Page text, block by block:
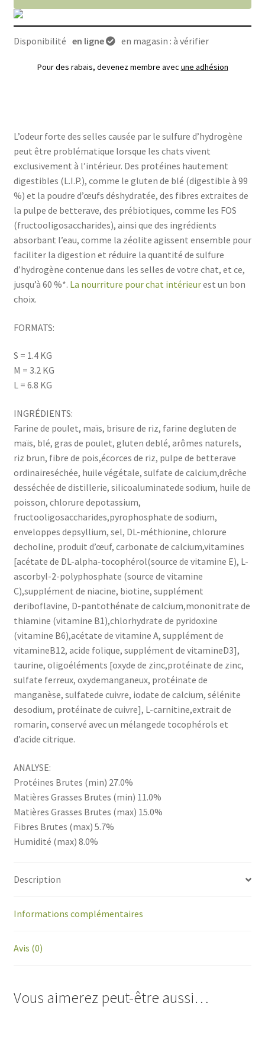
Disponibilité en ligne en magasin : à vérifier
Pour des rabais, devenez membre avec une adhésion
L’odeur forte des selles causée par le sulfure d’hydrogène
peut être problématique lorsque les chats vivent
exclusivement à l’intérieur. Des protéines hautement
digestibles (L.I.P.), comme le gluten de blé (digestible à 99
%) et la poudre d’œufs déshydratée, des fibres extraites de
la pulpe de betterave, des prébiotiques, comme les FOS
(fructooligosaccharides), ainsi que des ingrédients
absorbant l’eau, comme la zéolite agissent ensemble pour
faciliter la digestion et réduire la quantité de sulfure
d’hydrogène contenue dans les selles de votre chat, et ce,
jusqu’à 60 %*. La nourriture pour chat intérieurest un bon
choix.
FORMATS:
S = 1.4 KG
M = 3.2 KG
L = 6.8 KG
INGRÉDIENTS:
Farine de poulet, maïs, brisure de riz, farine degluten de
maïs, blé, gras de poulet, gluten deblé, arômes naturels,
riz brun, fibre de pois,écorces de riz, pulpe de betterave
ordinaireséchée, huile végétale, sulfate de calcium,drêche
desséchée de distillerie, silicoaluminatede sodium, huile de
poisson, chlorure depotassium,
fructooligosaccharides,pyrophosphate de sodium,
enveloppes depsyllium, sel, DL-méthionine, chlorure
decholine, produit d’œuf, carbonate de calcium,vitamines
[acétate de DL-alpha-tocophérol(source de vitamine E), L-
ascorbyl-2-polyphosphate (source de vitamine
C),supplément de niacine, biotine, supplément
deriboflavine, D-pantothénate de calcium,mononitrate de
thiamine (vitamine B1),chlorhydrate de pyridoxine
(vitamine B6),acétate de vitamine A, supplément de
vitamineB12, acide folique, supplément de vitamineD3],
taurine, oligoéléments [oxyde de zinc,protéinate de zinc,
sulfate ferreux, oxydemanganeux, protéinate de
manganèse, sulfatede cuivre, iodate de calcium, sélénite
desodium, protéinate de cuivre], L-carnitine,extrait de
romarin, conservé avec un mélangede tocophérols et
d’acide citrique.
ANALYSE:
Protéines Brutes (min) 27.0%
Matières Grasses Brutes (min) 11.0%
Matières Grasses Brutes (max) 15.0%
Fibres Brutes (max) 5.7%
Humidité (max) 8.0%
Description
Informations complémentaires
Avis (0)
Vous aimerez peut-être aussi…